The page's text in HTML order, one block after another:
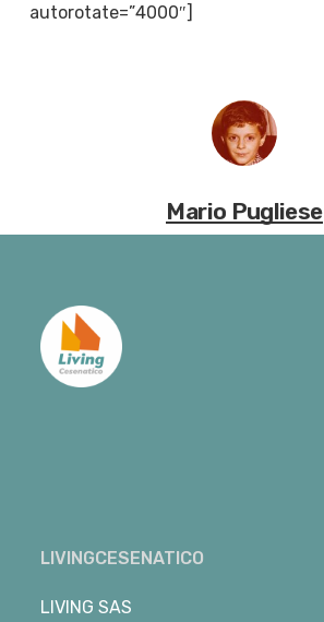
autorotate=”4000″]
Mario Pugliese
LIVINGCESENATICO
LIVING SAS